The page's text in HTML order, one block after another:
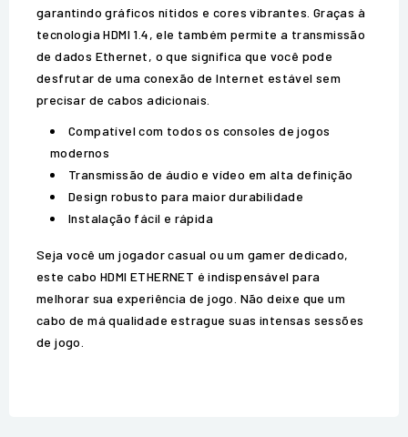
garantindo gráficos nítidos e cores vibrantes. Graças à
tecnologia HDMI 1.4, ele também permite a transmissão
de dados Ethernet, o que significa que você pode
desfrutar de uma conexão de Internet estável sem
precisar de cabos adicionais.
Compatível com todos os consoles de jogos
modernos
Transmissão de áudio e vídeo em alta definição
Design robusto para maior durabilidade
Instalação fácil e rápida
Seja você um jogador casual ou um gamer dedicado,
este cabo HDMI ETHERNET é indispensável para
melhorar sua experiência de jogo. Não deixe que um
cabo de má qualidade estrague suas intensas sessões
de jogo.